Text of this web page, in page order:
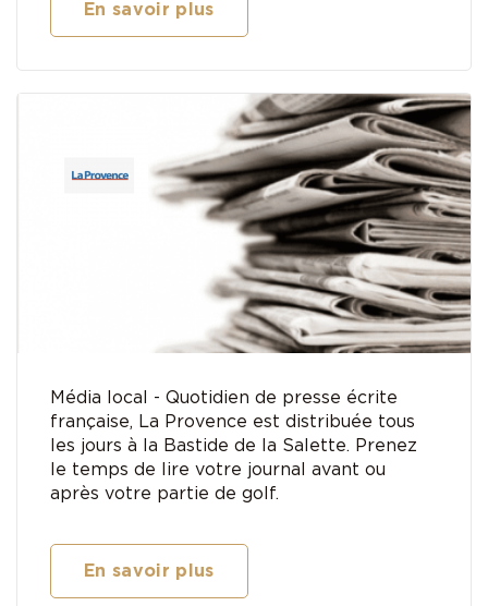
En savoir plus
Média local - Quotidien de presse écrite
française, La Provence est distribuée tous
les jours à la Bastide de la Salette. Prenez
le temps de lire votre journal avant ou
après votre partie de golf.
En savoir plus